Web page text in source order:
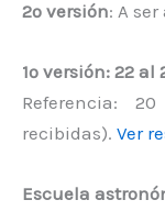
2º versión: A
1º versión: 22
Referencia:
recibidas). Ver
Escuela